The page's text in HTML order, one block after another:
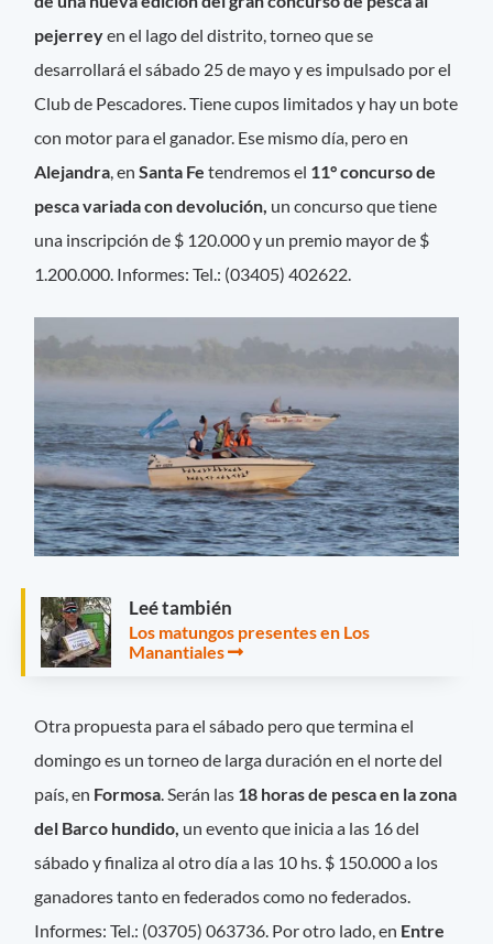
pejerreyen el lago del distrito, torneo que se
desarrollará el sábado 25 de mayo y es impulsado por el
Club de Pescadores. Tiene cupos limitados y hay un bote
con motor para el ganador. Ese mismo día, pero en
Alejandra, enSanta Fe tendremos el 11° concurso de
pesca variada con devolución, un concurso que tiene
una inscripción de $ 120.000 y un premio mayor de $
1.200.000. Informes: Tel.: (03405) 402622.
Leé también
Los matungos presentes en Los
Manantiales
Otra propuesta para el sábado pero que termina el
domingo es un torneo de larga duración en el norte del
país, en Formosa. Serán las 18 horas de pesca en la zona
del Barco hundido, un evento que inicia a las 16 del
sábado y finaliza al otro día a las 10 hs. $ 150.000 a los
ganadores tanto en federados como no federados.
Informes: Tel.: (03705) 063736. Por otro lado, en Entre